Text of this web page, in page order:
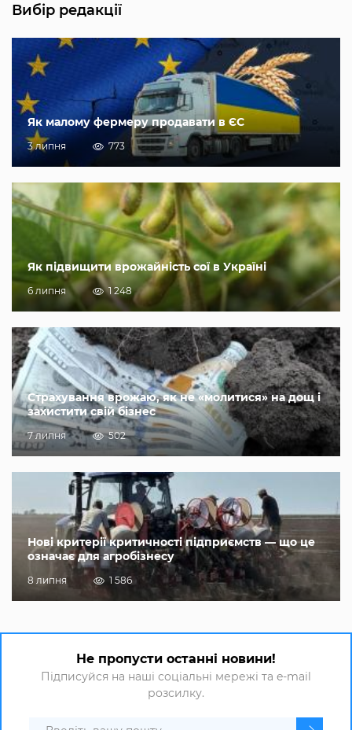
Вибір редакції
Як малому фермеру продавати в ЄС
3 липня 773
Як підвищити врожайність сої в Україні
6 липня 1 248
Страхування врожаю, як не «молитися» на дощ і
захистити свій бізнес
7 липня 502
Нові критерії критичності підприємств — що це
означає для агробізнесу
8 липня 1 586
Не пропусти останні новини!
Підписуйся на наші соціальні мережі та e-mail
розсилку.